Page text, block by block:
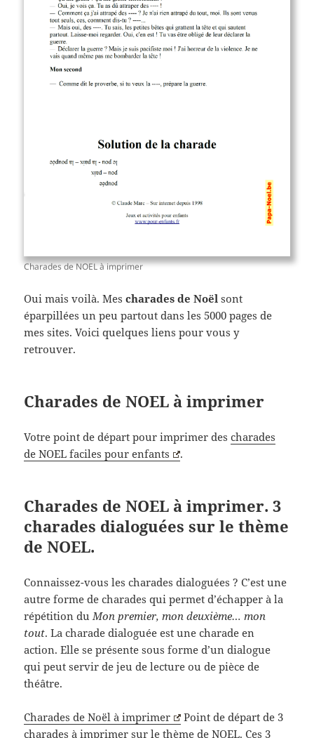
Charades de NOEL à imprimer
Oui mais voilà. Mescharades de Noël sont
éparpillées un peu partout dans les 5000 pages de
mes sites. Voici quelques liens pour vous y
retrouver.
Charades de NOEL à imprimer
Votre point de départ pour imprimer descharades
de NOEL faciles pour enfants
.
Charades de NOEL à imprimer. 3
charades dialoguées sur le thème
de NOEL.
Connaissez-vous les charades dialoguées ? C’est une
autre forme de charades qui permet d’échapper à la
répétition du Mon premier, mon deuxième… mon
tout. La charade dialoguée est une charade en
action. Elle se présente sous forme d’un dialogue
qui peut servir de jeu de lecture ou de pièce de
théâtre.
Charades de Noël à imprimer
Point de départ de 3
charades à imprimer sur le thème de NOEL. Ces 3